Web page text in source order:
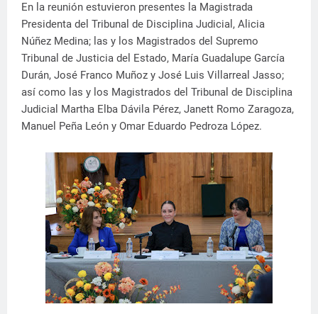
En la reunión estuvieron presentes la Magistrada
Presidenta del Tribunal de Disciplina Judicial, Alicia
Núñez Medina; las y los Magistrados del Supremo
Tribunal de Justicia del Estado, María Guadalupe García
Durán, José Franco Muñoz y José Luis Villarreal Jasso;
así como las y los Magistrados del Tribunal de Disciplina
Judicial Martha Elba Dávila Pérez, Janett Romo Zaragoza,
Manuel Peña León y Omar Eduardo Pedroza López.